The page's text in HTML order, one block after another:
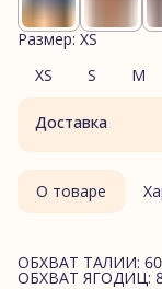
Размер: XS
XS
S M
Доставка
О товаре
ОБХВАТ ТАЛИИ:
ОБХВАТ ЯГОДИЦ: